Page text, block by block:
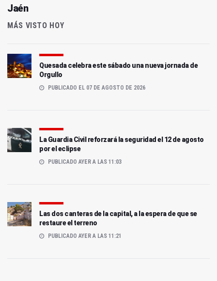
Jaén
MÁS VISTO HOY
Quesada celebra este sábado una nueva jornada de
Orgullo
PUBLICADO EL 07 DE AGOSTO DE 2026
La Guardia Civil reforzará la seguridad el 12 de agosto
por el eclipse
PUBLICADO AYER A LAS 11:03
Las dos canteras de la capital, a la espera de que se
restaure el terreno
PUBLICADO AYER A LAS 11:21